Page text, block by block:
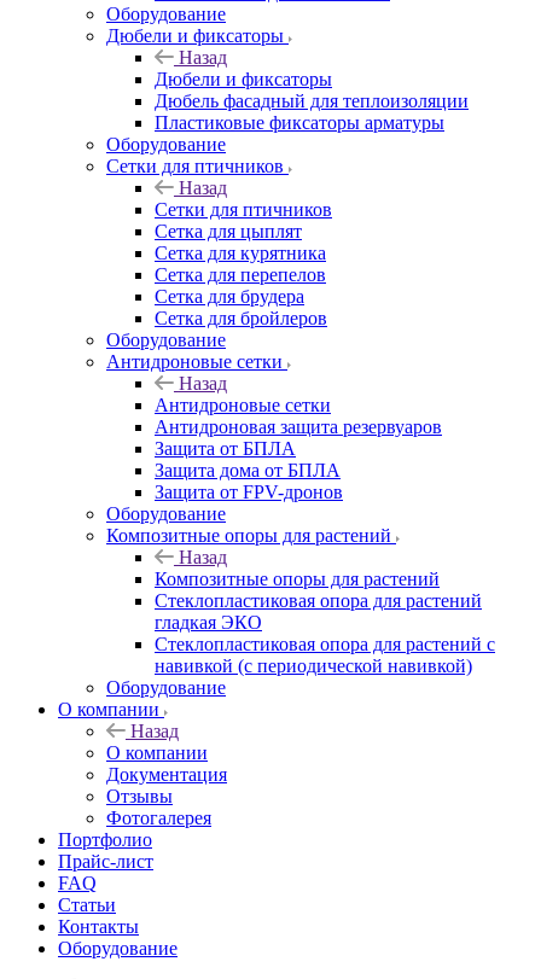
Оборудование
Дюбели и фиксаторы
Назад
Дюбели и фиксаторы
Дюбель фасадный для теплоизоляции
Пластиковые фиксаторы арматуры
Оборудование
Сетки для птичников
Назад
Сетки для птичников
Сетка для цыплят
Сетка для курятника
Сетка для перепелов
Сетка для брудера
Сетка для бройлеров
Оборудование
Антидроновые сетки
Назад
Антидроновые сетки
Антидроновая защита резервуаров
Защита от БПЛА
Защита дома от БПЛА
Защита от FPV-дронов
Оборудование
Композитные опоры для растений
Назад
Композитные опоры для растений
Стеклопластиковая опора для растений
гладкая ЭКО
Стеклопластиковая опора для растений с
навивкой (с периодической навивкой)
Оборудование
О компании
Назад
О компании
Документация
Отзывы
Фотогалерея
Портфолио
Прайс-лист
FAQ
Статьи
Контакты
Оборудование